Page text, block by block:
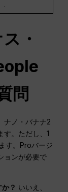
.
・
問
ナノ・バナナ2
す。ただし、1
す。Proバージ
ョンが必要で
？ いいえ、